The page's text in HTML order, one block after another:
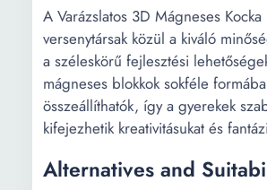
A Varázslatos 3D Mágneses
versenytársak közül a kiváló
a széleskörű fejlesztési
mágneses blokkok sokféle
összeállíthatók, így a gyerekek
kifejezhetik kreativitásukat és
Alternatives and